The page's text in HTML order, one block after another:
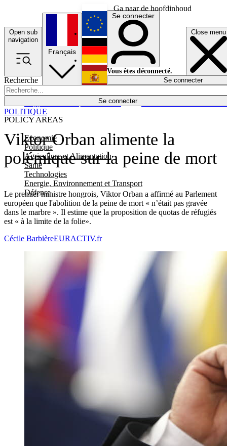
Ga naar de hoofdinhoud
Open sub
navigation
Close menu
Recherche
Se connecter
POLICY AREAS
Economie
Politique
Agriculture et Alimentation
Santé
Technologies
Energie, Environnement et Transport
Défense
Économie
Français
English
Deutsch
Español
Se connecter
Vous êtes déconnecté.
Se connecter
Viktor Orban alimente la
polémique sur la peine de mort
Le premier ministre hongrois, Viktor Orban a affirmé au Parlement
européen que l'abolition de la peine de mort « n’était pas gravée
dans le marbre ». Il estime que la proposition de quotas de réfugiés
est « à la limite de la folie».
POLITIQUE
Cécile BarbièreEURACTIV.fr